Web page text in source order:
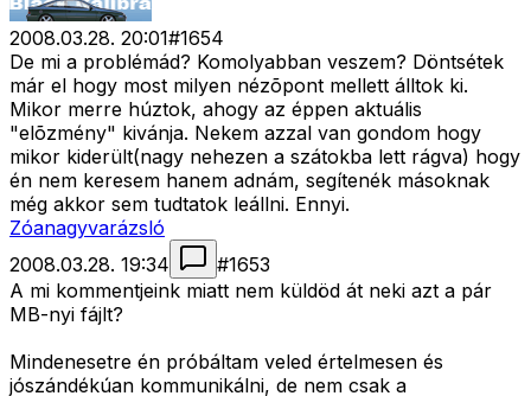
2008.03.28. 20:01#1654
De mi a problémád? Komolyabban veszem? Döntsétek
már el hogy most milyen nézõpont mellett álltok ki.
Mikor merre húztok, ahogy az éppen aktuális
"elõzmény" kivánja. Nekem azzal van gondom hogy
mikor kiderült(nagy nehezen a szátokba lett rágva) hogy
én nem keresem hanem adnám, segítenék másoknak
még akkor sem tudtatok leállni. Ennyi.
Zóanagyvarázsló
2008.03.28. 19:34
#1653
A mi kommentjeink miatt nem küldöd át neki azt a pár
MB-nyi fájlt?
Mindenesetre én próbáltam veled értelmesen és
jószándékúan kommunikálni, de nem csak a